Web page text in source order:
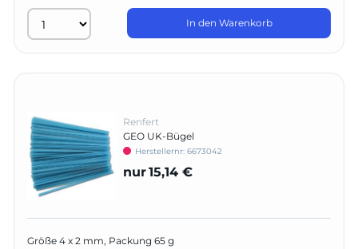
In den Warenkorb
Renfert
GEO UK-Bügel
Herstellernr: 6673042
nur15,14 €
Größe 4 x 2 mm, Packung 65 g